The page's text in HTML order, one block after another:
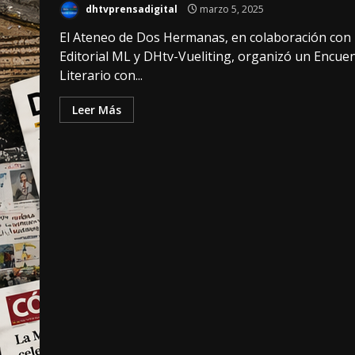
dhtvprensadigital marzo 5, 2025
El Ateneo de Dos Hermanas, en colaboración con
Editorial ML y DHtv-Vueliting, organizó un
Literario con...
Leer Más